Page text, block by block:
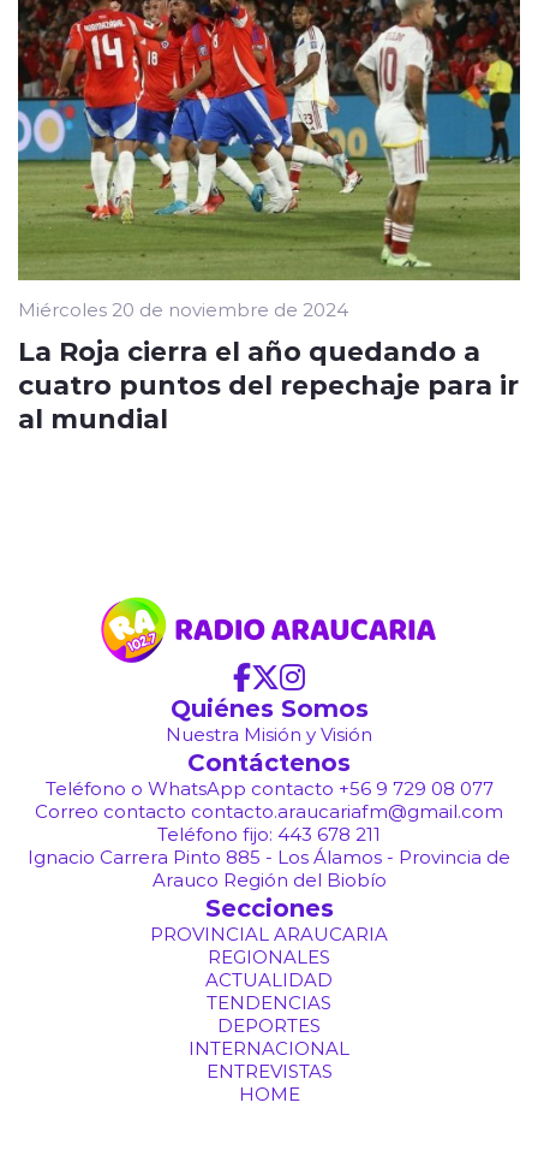
Miércoles 20 de noviembre de 2024
La Roja cierra el año quedando a
cuatro puntos del repechaje para ir
al mundial
Quiénes Somos
Nuestra Misión y Visión
Contáctenos
Teléfono o WhatsApp contacto +56 9 729 08 077
Correo contacto contacto.araucariafm@gmail.com
Teléfono fijo: 443 678 211
Ignacio Carrera Pinto 885 - Los Álamos - Provincia de
Arauco Región del Biobío
Secciones
PROVINCIAL ARAUCARIA
REGIONALES
ACTUALIDAD
TENDENCIAS
DEPORTES
INTERNACIONAL
ENTREVISTAS
HOME